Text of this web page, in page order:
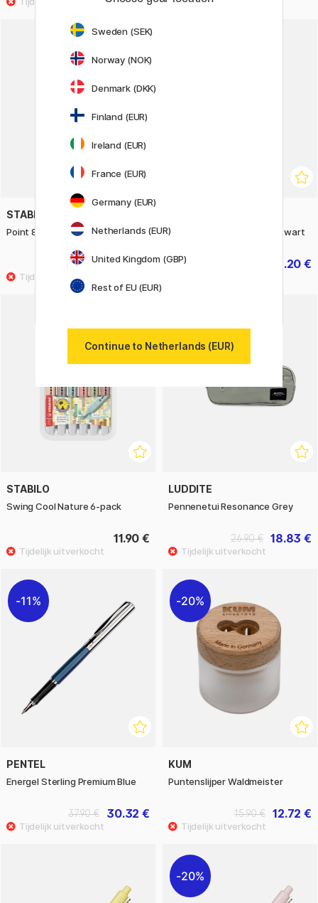
STABILO
Point 88 Fineliner 6-pack
7.90 €
Point 88 Fineliner 3-pack Zwart
3.20 €
STABILO
Swing Cool Nature 6-pack
11.90 €
22%
LUDDITE
Pennenetui Resonance Grey
18.83 €
26.90 €
11%
PENTEL
Energel Sterling Premium Blue
30.32 €
37.90 €
20%
KUM
Puntenslijper Waldmeister
12.72 €
15.90 €
20%
Sweden (SEK)
Norway (NOK)
Denmark (DKK)
Finland (EUR)
Ireland (EUR)
France (EUR)
Germany (EUR)
Netherlands (EUR)
United Kingdom (GBP)
Rest of EU (EUR)
Continue to Netherlands (EUR)